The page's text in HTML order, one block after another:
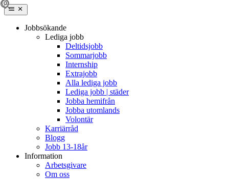
Jobbsökande
Lediga jobb
Deltidsjobb
Sommarjobb
Internship
Extrajobb
Alla lediga jobb
Lediga jobb | städer
Jobba hemifrån
Jobba utomlands
Volontär
Karriärråd
Blogg
Jobb 13-18år
Information
Arbetsgivare
Om oss